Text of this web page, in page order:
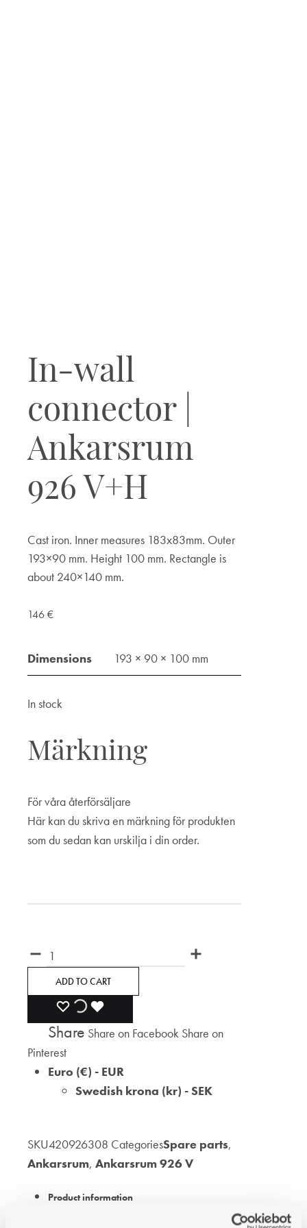
In-wall
connector |
Ankarsrum
926 V+H
Cast iron. Inner measures 183x83mm. Outer
193×90 mm. Height 100 mm. Rectangle is
about 240×140 mm.
146€
Dimensions 193 × 90 × 100 mm
In stock
Märkning
För våra återförsäljare
Här kan du skriva en märkning för produkten
som du sedan kan urskilja i din order.
Quantity
ADD TO CART
ADD
TO
ADDING
TO TO
Share Share on Facebook Share on
Pinterest
Euro (€) - EUR
Swedish krona (kr) - SEK
SKU420926308 CategoriesSpare parts,
Ankarsrum, Ankarsrum 926 V
Product information